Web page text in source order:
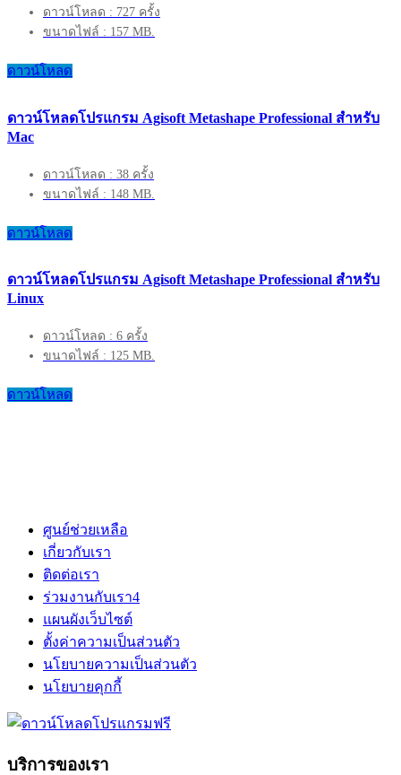
ดาวน์โหลด : 727 ครั้ง
ขนาดไฟล์ : 157 MB.
ดาวน์โหลด
ดาวน์โหลดโปรแกรม Agisoft Metashape Professional สำหรับ
Mac
ดาวน์โหลด : 38 ครั้ง
ขนาดไฟล์ : 148 MB.
ดาวน์โหลด
ดาวน์โหลดโปรแกรม Agisoft Metashape Professional สำหรับ
Linux
ดาวน์โหลด : 6 ครั้ง
ขนาดไฟล์ : 125 MB.
ดาวน์โหลด
ศูนย์ช่วยเหลือ
เกี่ยวกับเรา
ติดต่อเรา
ร่วมงานกับเรา4
แผนผังเว็บไซต์
ตั้งค่าความเป็นส่วนตัว
นโยบายความเป็นส่วนตัว
นโยบายคุกกี้
บริการของเรา